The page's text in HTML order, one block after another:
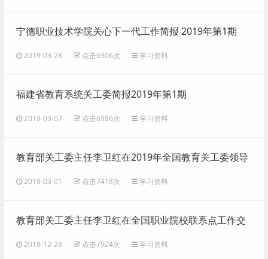
宁德职业技术学院关心下一代工作简报 2019年第1期
2019-03-28 点击6306次 学习资料
福建省教育系统关工委简报2019年第1期
2019-03-07 点击6986次 学习资料
教育部关工委主任李卫红在2019年全国教育关工委领导
2019-03-01 点击7418次 学习资料
教育部关工委主任李卫红在全国职业院校联系点工作交
2018-12-28 点击7924次 学习资料